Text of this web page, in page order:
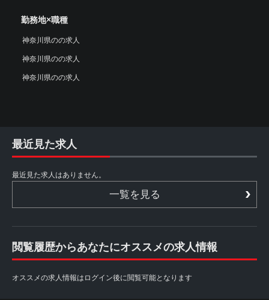
勤務地×職種
神奈川県のの求人
神奈川県のの求人
神奈川県のの求人
最近見た求人
最近見た求人はありません。
一覧を見る
閲覧履歴からあなたにオススメの求人情報
オススメの求人情報はログイン後に閲覧可能となります